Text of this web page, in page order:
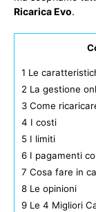
Ricarica Evo.
1 Le
2 La gestione
3 Come
4 I costi
5 I limiti
6 I pagamenti
7 Cosa fare in
8 Le opinioni
9 Le 4 Migliori